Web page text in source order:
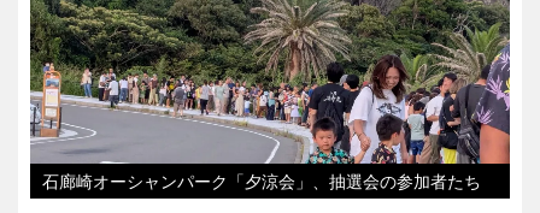
石廊崎オーシャンパーク「夕涼会」、抽選会の参加者たち